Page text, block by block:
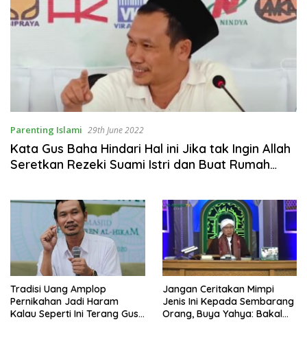
Parenting Islami 29th June 2022
Kata Gus Baha Hindari Hal ini Jika tak Ingin Allah
Seretkan Rezeki Suami Istri dan Buat Rumah
Tradisi Uang Amplop
Pernikahan Jadi Haram
Kalau Seperti Ini Terang Gus
Jangan Ceritakan Mimpi
Jenis Ini Kepada Sembarang
Orang, Buya Yahya: Bakal